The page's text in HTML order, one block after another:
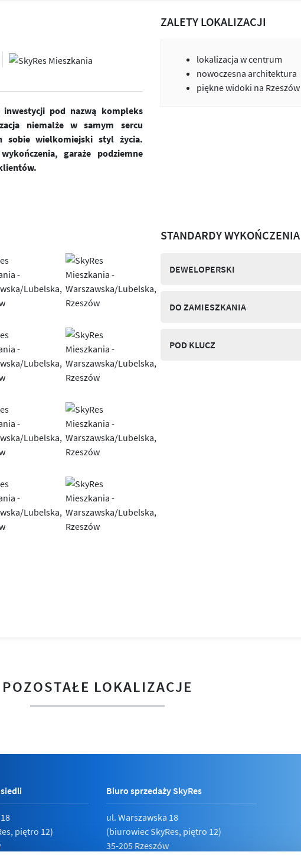
inwestycji pod nazwą kompleks
niemalże w samym sercu
sobie wielkomiejski styl życia.
garaże podziemne
ZALETY LOKALIZACJI
lokalizacja w centrum
nowoczesna architektura
piękne widoki na Rzeszów
STANDARDY WYKOŃCZENIA
DEWELOPERSKI
DO ZAMIESZKANIA
POD KLUCZ
POZOSTAŁE LOKALIZACJE
piętro 12)
Biuro sprzedaży SkyRes
ul. Warszawska 18
(biurowiec SkyRes, piętro 12)
35-205 Rzeszów